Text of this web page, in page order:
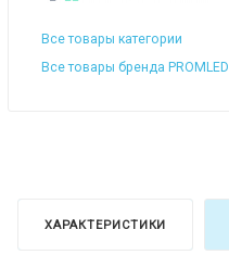
Все товары категории
Все товары бренда PROMLED
ХАРАКТЕРИСТИКИ